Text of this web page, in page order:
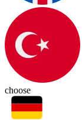
choose